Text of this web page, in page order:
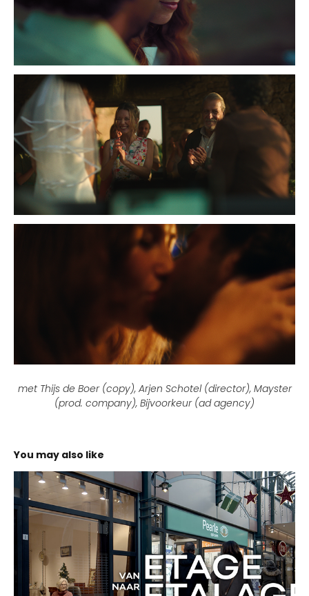
met Thijs de Boer (copy), Arjen Schotel (director), Mayster
(prod. company), Bijvoorkeur (ad agency)
You may also like